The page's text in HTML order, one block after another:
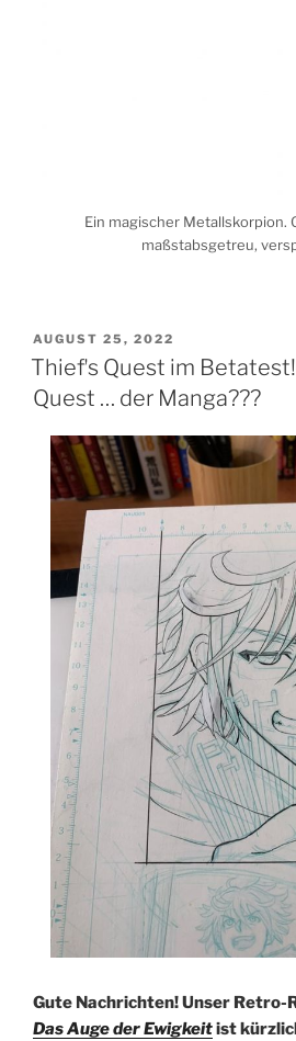
Ein magischer Metallskorpion.
maßstabsgetreu,
VERÖFFENTLICHT
AM
AUGUST 25, 2022
Thiefʼs Quest im
Quest … der Manga???
Gute Nachrichten! Unser Retro-
Das Auge der Ewigkeitist